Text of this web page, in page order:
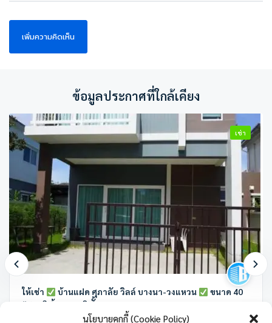
นโยบายคุกกี้ (Cookie Policy)
ข้อมูลประกาศที่ใกล้เคียง
เช่า
ให้เช่า บ้านแฝด ศุภาลัย วิลล์ บางนา-วงแหวน
ขนาด 40
ตร.ว. 3 ห้องนอน 2 ชั้น
ศุภาลัย วิลล์ บางนา-วงแหวน ราชาเทวะ อำเภอบางพลี สมุทรปราการ